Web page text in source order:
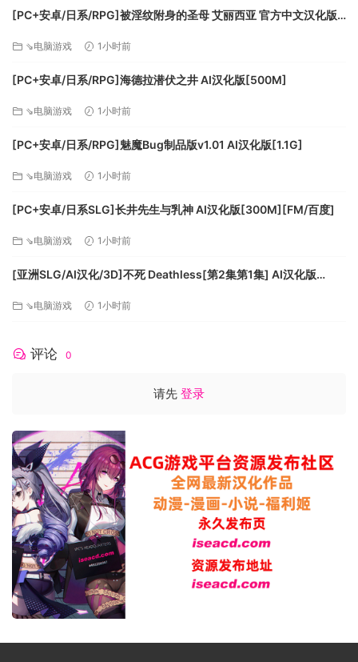
[PC+安卓/日系/RPG]被淫纹附身的圣母 艾丽西亚 官方中文汉化版
⇘电脑游戏 1小时前
[PC+安卓/日系/RPG]海德拉潜伏之井 AI汉化版[500M]
⇘电脑游戏 1小时前
[PC+安卓/日系/RPG]魅魔Bug制品版v1.01 AI汉化版[1.1G]
⇘电脑游戏 1小时前
[PC+安卓/日系SLG]长井先生与乳神 AI汉化版[300M][FM/百度]
⇘电脑游戏 1小时前
[亚洲SLG/AI汉化/3D]不死 Deathless[第2集第1集] AI汉化版
⇘电脑游戏 1小时前
评论 0
请先 登录